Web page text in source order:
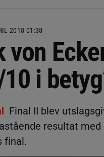
2018 01:38
von
i
Final II blev
resultat
final.